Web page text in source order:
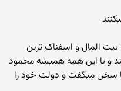
بیت المال و اسفناک ترین
و با این همه همیشه محمود
ها سخن میگفت و دولت خود را